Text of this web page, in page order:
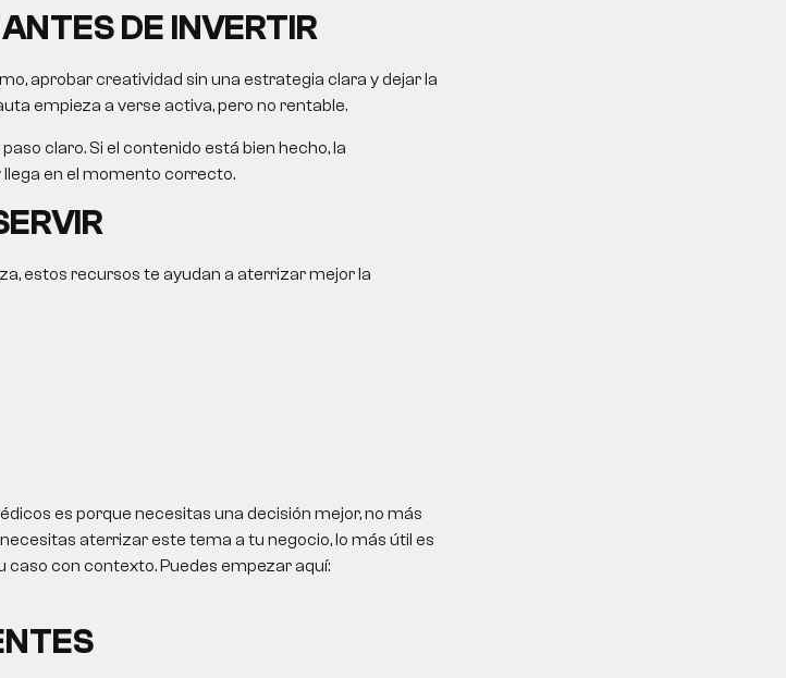
DE INVERTIR
aprobar creatividad sin una estrategia clara y dejar la
empieza a verse activa, pero no rentable.
claro. Si el contenido está bien hecho, la
en el momento correcto.
estos recursos te ayudan a aterrizar mejor la
es porque necesitas una decisión mejor, no más
aterrizar este tema a tu negocio, lo más útil es
caso con contexto. Puedes empezar aquí: